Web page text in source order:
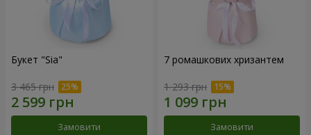
Букет "Sia"
3 465 грн
Замовити
7 ромашкових хризантем
1 293 грн
Замовити